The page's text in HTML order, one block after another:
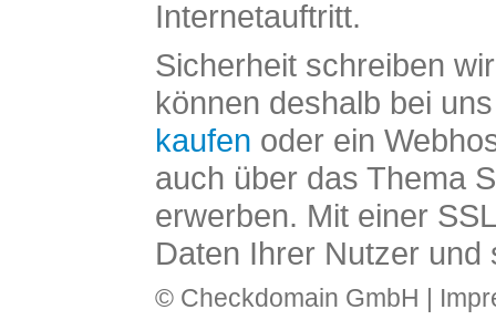
Internetauftritt.
Sicherheit schreiben
können deshalb bei
kaufen oder ein
auch über das Thema
erwerben. Mit einer
Daten Ihrer Nutzer und
© Checkdomain GmbH |